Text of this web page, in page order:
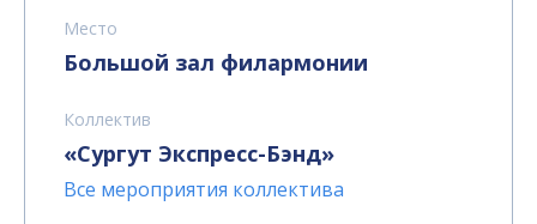
Место
Большой зал филармонии
Коллектив
«Сургут Экспресс-Бэнд»
Все мероприятия коллектива